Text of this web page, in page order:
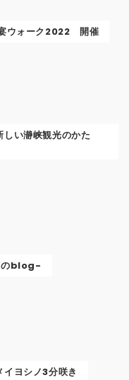
ウォーク2022 開催
い瀞峡観光のかた
のblog-
ヨシノ3分咲き